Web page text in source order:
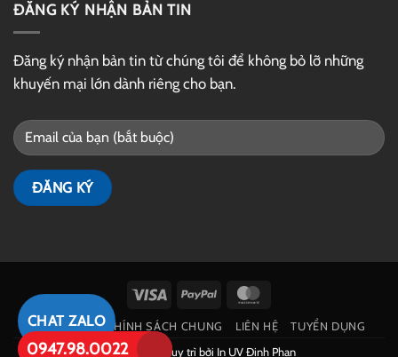
CHAT ZALO
0947.98.0022
ĐĂNG KÝ NHẬN BẢN TIN
Đăng ký nhận bản tin từ chúng tôi để không bỏ lỡ những
khuyến mại lớn dành riêng cho bạn.
Visa PayPal
GIỚI THIỆU CHÍNH SÁCH CHUNG LIÊN HỆ TUYỂN DỤNG
Phát triển và duy trì bởi In UV Đinh Phan